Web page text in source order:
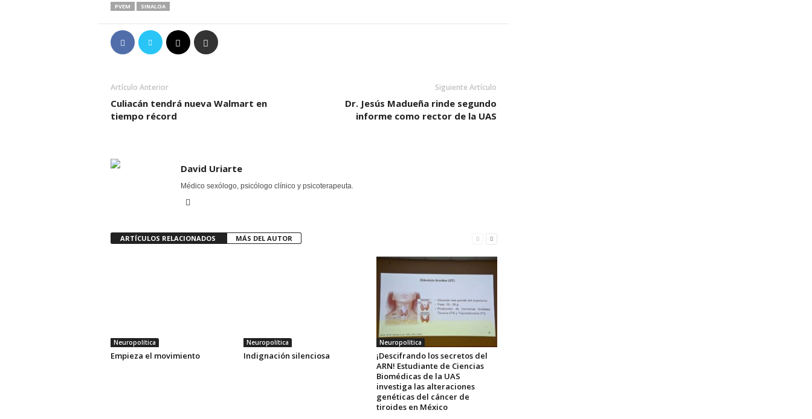
PVEM
SINALOA
Artículo Anterior
Culiacán tendrá nueva Walmart en
tiempo récord
Siguiente Artículo
Dr. Jesús Madueña rinde segundo
informe como rector de la UAS
David Uriarte
Médico sexólogo, psicólogo clínico y psicoterapeuta.
ARTÍCULOS RELACIONADOS MÁS DEL AUTOR
Neuropolítica
Empieza el movimiento
Neuropolítica
Indignación silenciosa
Neuropolítica
¡Descifrando los secretos del
ARN! Estudiante de Ciencias
Biomédicas de la UAS
investiga las alteraciones
genéticas del cáncer de
tiroides en México